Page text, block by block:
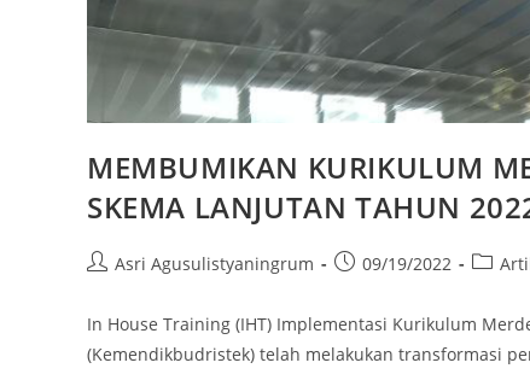
MEMBUMIKAN KURIKULUM
SKEMA LANJUTAN TAHUN
Asri Agusulistyaningrum 09/19/2022
In House Training (IHT) Implementasi Kurikulum
(Kemendikbudristek) telah melakukan transformasi